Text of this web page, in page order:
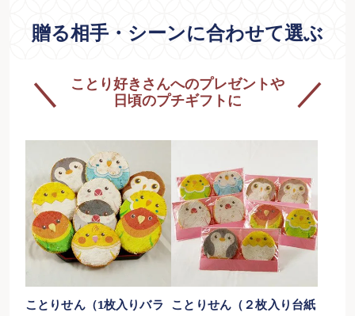
贈る相手・シーンに合わせて選ぶ
ことり好きさんへのプレゼントや
日頃のプチギフトに
ことりせん（1枚入りバラ ことりせん（２枚入り台紙